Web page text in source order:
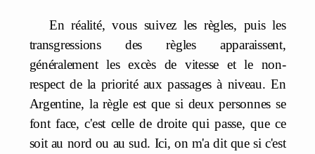
En réalité, vous suivez les règles, puis les
transgressions des règles apparaissent,
généralement les excès de vitesse et le non-
respect de la priorité aux passages à niveau. En
Argentine, la règle est que si deux personnes se
font face, c'est celle de droite qui passe, que ce
soit au nord ou au sud. Ici, on m'a dit que si c'est